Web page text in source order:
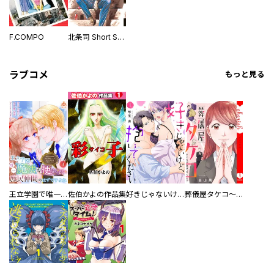
F.COMPO 北条司 Short Stories
ラブコメ もっと見る
王立学園で唯一魔法が使えない庶民仲間のはずですよね～実は王子様で私を溺愛しているなんて告白はやめてください～佐伯かよの作品集 好きじゃないけど、抱いてください【電子単行本版／特典おまけ付き】 葬儀屋タケコ～あなたの最期、叶えます【電子単行本版】